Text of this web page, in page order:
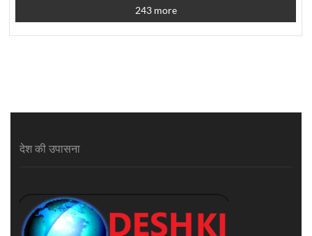
243 more
देश की उपासना